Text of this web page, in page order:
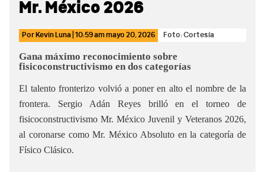
Mr. México 2026
Por Kevin Luna 10:59 ammayo 20, 2026 Foto: Cortesía
Gana máximo reconocimiento sobre
fisicoconstructivismo en dos categorías
El talento fronterizo volvió a poner en alto el nombre de la
frontera. Sergio Adán Reyes brilló en el torneo de
fisicoconstructivismo Mr. México Juvenil y Veteranos 2026,
al coronarse como Mr. México Absoluto en la categoría de
Físico Clásico.